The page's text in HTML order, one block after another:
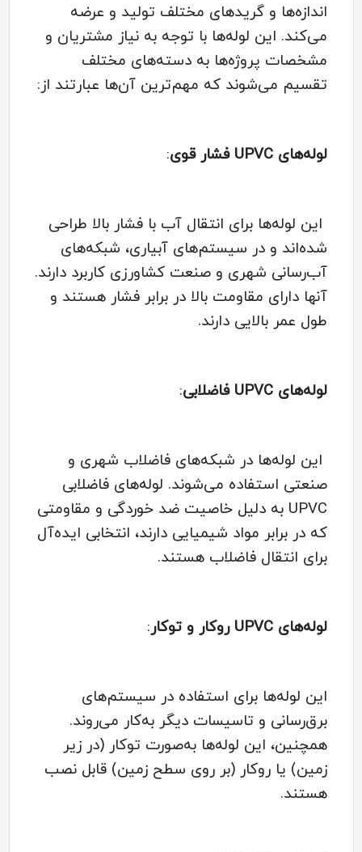
اندازه‌ها و گریدهای مختلف تولید و عرضه
می‌کند. این لوله‌ها با توجه به نیاز مشتریان و
مشخصات پروژه‌ها به دسته‌های مختلف
تقسیم می‌شوند که مهم‌ترین آن‌ها عبارتند از:
لوله‌های UPVC فشار قوی :
این لوله‌ها برای انتقال آب با فشار بالا طراحی
شده‌اند و در سیستم‌های آبیاری، شبکه‌های
آب‌رسانی شهری و صنعت کشاورزی کاربرد دارند.
آنها دارای مقاومت بالا در برابر فشار هستند و
طول عمر بالایی دارند.
لوله‌های UPVC فاضلابی :
این لوله‌ها در شبکه‌های فاضلاب شهری و
صنعتی استفاده می‌شوند. لوله‌های فاضلابی
UPVC به دلیل خاصیت ضد خوردگی و مقاومتی
که در برابر مواد شیمیایی دارند، انتخابی ایده‌آل
برای انتقال فاضلاب هستند.
لوله‌های UPVC روکار و توکار :
این لوله‌ها برای استفاده در سیستم‌های
برق‌رسانی و تاسیسات دیگر به‌کار می‌روند.
همچنین، این لوله‌ها به‌صورت توکار (در زیر
زمین) یا روکار (بر روی سطح زمین) قابل نصب
هستند.